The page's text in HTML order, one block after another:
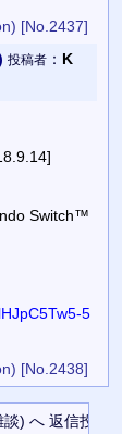
[No.2437]
投稿者： K
Switch™
5
[No.2438]